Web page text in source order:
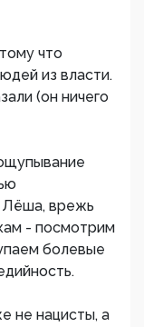
что
из власти.
(он ничего
Лёша, врежь
- посмотрим
болевые
не нацисты, а